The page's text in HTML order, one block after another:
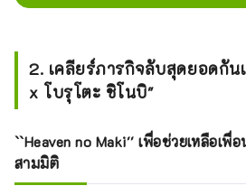
2. เคลียร์ภารกิจลับสุดยอดกัน
x โบรุโตะ ชิโนบิ"
``Heaven no Maki'' เพื่อช่วยเหลือเพื่
สามมิติ